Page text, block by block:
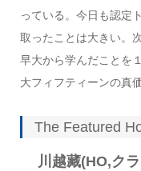
っている。今日も認定
取ったことは大きい。
早大から学んだことを
大フィフティーンの真
The Featured
川越藏(HO,ク